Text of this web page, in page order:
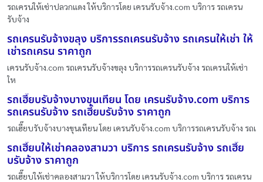
รถเครนให้เช่าปลวกแดง ให้บริการโดย เครนรับจ้าง.com บริการ รถเครน
รับจ้าง
รถเครนรับจ้างขลุง บริการรถเครนรับจ้าง รถเครนให้เช่า ให้
เช่ารถเครน ราคาถูก
เครนรับจ้าง.com รถเครนรับจ้างขลุง บริการรถเครนรับจ้าง รถเครนให้เช่า
ให
รถเฮี๊ยบรับจ้างบางขุนเทียน โดย เครนรับจ้าง.com บริการ
รถเครนรับจ้าง รถเฮี๊ยบรับจ้าง ราคาถูก
รถเฮี๊ยบรับจ้างบางขุนเทียน โดย เครนรับจ้าง.com บริการรถเครนรับจ้าง รถเ
รถเฮี๊ยบให้เช่าคลองสามวา บริการ รถเครนรับจ้าง รถเฮี๊ย
บรับจ้าง ราคาถูก
รถเฮี๊ยบให้เช่าคลองสามวา ให้บริการโดย เครนรับจ้าง.com บริการ รถเครน